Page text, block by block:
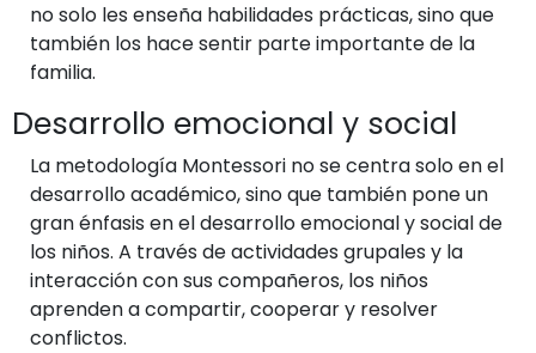
no solo les enseña habilidades prácticas, sino que
también los hace sentir parte importante de la
familia.
Desarrollo emocional y social
La metodología Montessori no se centra solo en el
desarrollo académico, sino que también pone un
gran énfasis en el desarrollo emocional y social de
los niños. A través de actividades grupales y la
interacción con sus compañeros, los niños
aprenden a compartir, cooperar y resolver
conflictos.